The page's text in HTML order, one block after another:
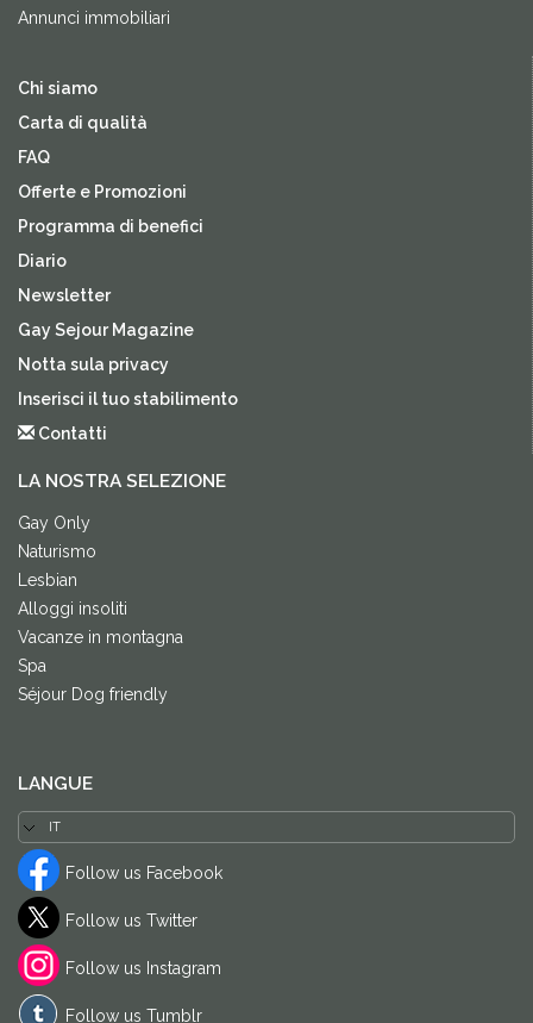
Annunci immobiliari
Chi siamo
Carta di qualità
FAQ
Offerte e Promozioni
Programma di benefici
Diario
Newsletter
Gay Sejour Magazine
Notta sula privacy
Inserisci il tuo stabilimento
Contatti
LA NOSTRA SELEZIONE
Gay Only
Naturismo
Lesbian
Alloggi insoliti
Vacanze in montagna
Spa
Séjour Dog friendly
LANGUE
Follow us Facebook
Follow us Twitter
Follow us Instagram
Follow us Tumblr